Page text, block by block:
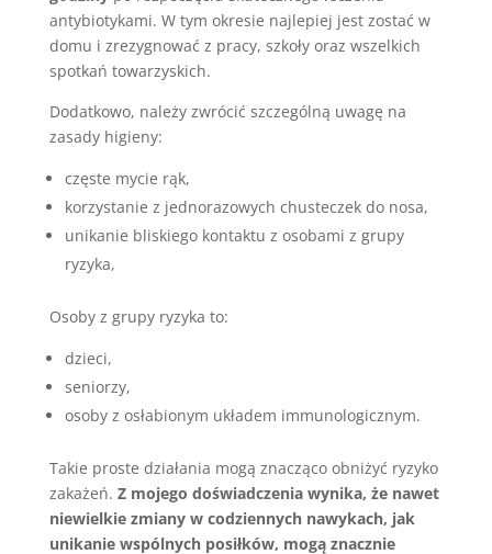
antybiotykami. W tym okresie najlepiej jest zostać w
domu i zrezygnować z pracy, szkoły oraz wszelkich
spotkań towarzyskich.
Dodatkowo, należy zwrócić szczególną uwagę na
zasady higieny:
częste mycie rąk,
korzystanie z jednorazowych chusteczek do nosa,
unikanie bliskiego kontaktu z osobami z grupy
ryzyka,
Osoby z grupy ryzyka to:
dzieci,
seniorzy,
osoby z osłabionym układem immunologicznym.
Takie proste działania mogą znacząco obniżyć ryzyko
zakażeń. Z mojego doświadczenia wynika, że nawet
niewielkie zmiany w codziennych nawykach, jak
unikanie wspólnych posiłków, mogą znacznie